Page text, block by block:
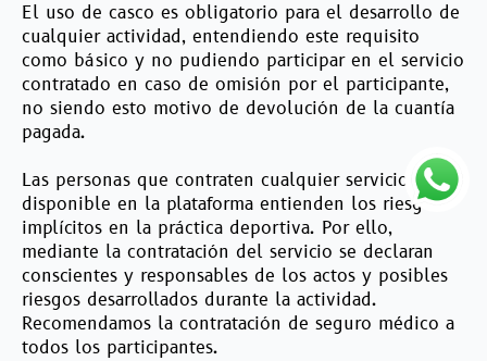
El uso de casco es obligatorio para el desarrollo de
cualquier actividad, entendiendo este requisito
como básico y no pudiendo participar en el servicio
contratado en caso de omisión por el participante,
no siendo esto motivo de devolución de la cuantía
pagada.
Las personas que contraten cualquier servicio
disponible en la plataforma entienden los riesgos
implícitos en la práctica deportiva. Por ello,
mediante la contratación del servicio se declaran
conscientes y responsables de los actos y posibles
riesgos desarrollados durante la actividad.
Recomendamos la contratación de seguro médico a
todos los participantes.